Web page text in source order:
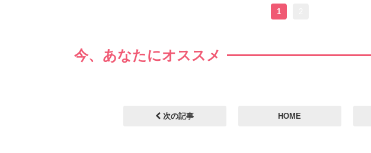
1
今、あなたにオススメ
次の記事 HOME